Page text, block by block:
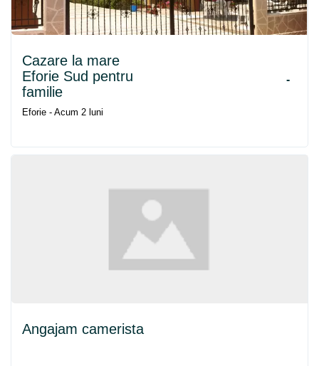
Cazare la mare
Eforie Sud pentru
familie
-
Eforie - Acum 2 luni
Angajam camerista